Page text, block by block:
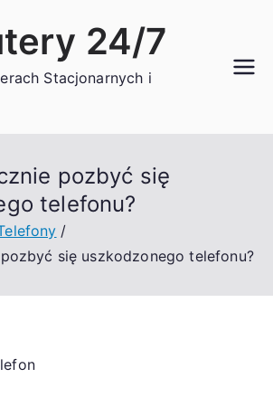
24/7
Stacjonarnych i
pozbyć się
telefonu?
się uszkodzonego telefonu?